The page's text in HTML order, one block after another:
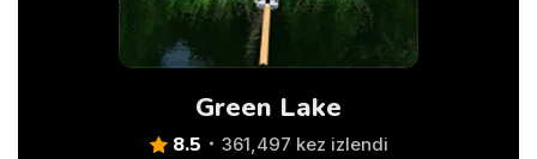
Green Lake
8.5 361,497 kez izlendi